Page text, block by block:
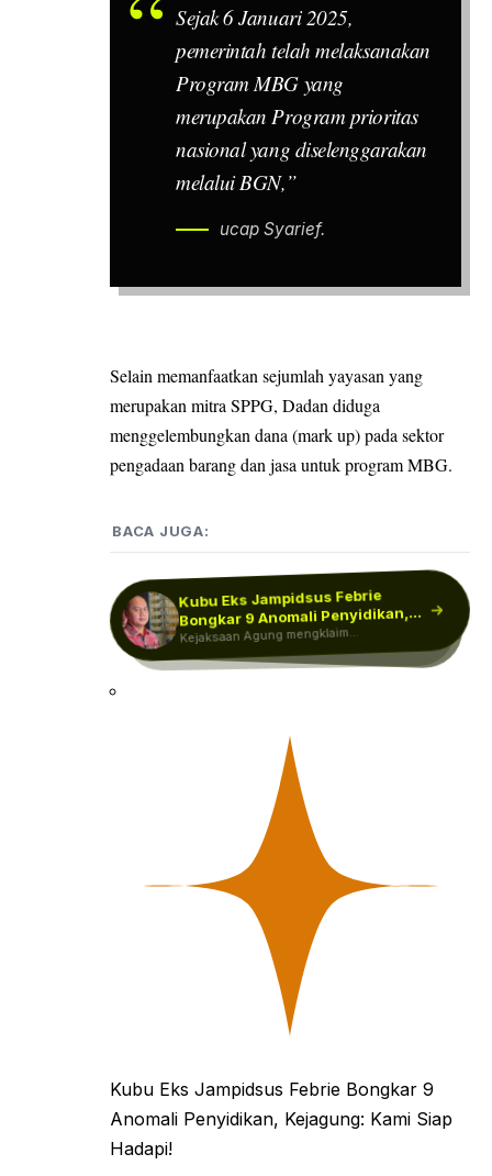
Sejak 6 Januari 2025,
pemerintah telah melaksanakan
Program MBG yang
merupakan Program prioritas
nasional yang diselenggarakan
melalui BGN,”
ucap Syarief.
Selain memanfaatkan sejumlah yayasan yang
merupakan mitra SPPG, Dadan diduga
menggelembungkan dana (mark up) pada sektor
pengadaan barang dan jasa untuk program MBG.
BACA JUGA:
Kubu Eks Jampidsus Febrie
Bongkar 9 Anomali Penyidikan,
Kejagung: Kami…
Kejaksaan Agung mengklaim
penyelidikan dan penyidikan dugaan
korupsi yang menjerat eks Jaksa…
Kasus Korupsi MBG Makin
Melebar, Kejagung Sudah
Periksa 80 Lebih…
Kejaksaan Agung (Kejagung) memastikan
penyidikan kasus dugaan korupsi tata
kelola program Makan…
Lodewyk Pusung Balik Serang
Kejagung, Gugat Penyitaan ke
PN Jakpus
Tersangka dugaan korupsi Makan Bergizi
Gratis (MBG) Lodewyk Pusung
Kubu Eks Jampidsus Febrie Bongkar 9
Anomali Penyidikan, Kejagung: Kami Siap
Hadapi!